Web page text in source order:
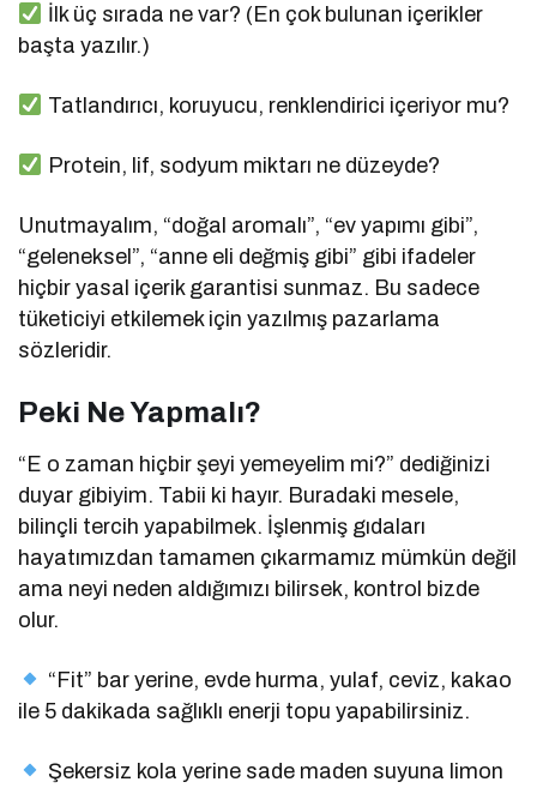
İlk üç sırada ne var? (En çok bulunan içerikler
başta yazılır.)
Tatlandırıcı, koruyucu, renklendirici içeriyor mu?
Protein, lif, sodyum miktarı ne düzeyde?
Unutmayalım, “doğal aromalı”, “ev yapımı gibi”,
“geleneksel”, “anne eli değmiş gibi” gibi ifadeler
hiçbir yasal içerik garantisi sunmaz. Bu sadece
tüketiciyi etkilemek için yazılmış pazarlama
sözleridir.
Peki Ne Yapmalı?
“E o zaman hiçbir şeyi yemeyelim mi?” dediğinizi
duyar gibiyim. Tabii ki hayır. Buradaki mesele,
bilinçli tercih yapabilmek. İşlenmiş gıdaları
hayatımızdan tamamen çıkarmamız mümkün değil
ama neyi neden aldığımızı bilirsek, kontrol bizde
olur.
“Fit” bar yerine, evde hurma, yulaf, ceviz, kakao
ile 5 dakikada sağlıklı enerji topu yapabilirsiniz.
Şekersiz kola yerine sade maden suyuna limon